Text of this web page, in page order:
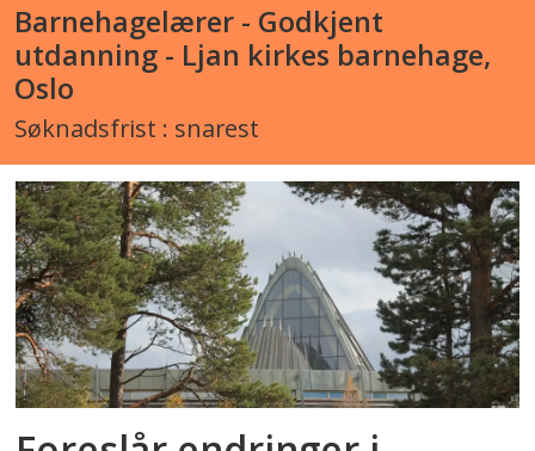
Barnehagelærer - Godkjent
utdanning - Ljan kirkes barnehage,
Oslo
Søknadsfrist : snarest